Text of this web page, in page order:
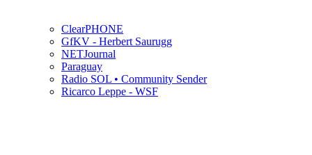
ClearPHONE
GfKV - Herbert Saurugg
NETJournal
Paraguay
Radio SOL • Community Sender
Ricarco Leppe - WSF